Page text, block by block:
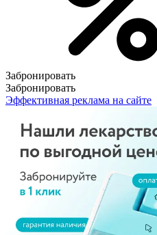
Забронировать
Забронировать
Эффективная реклама на сайте